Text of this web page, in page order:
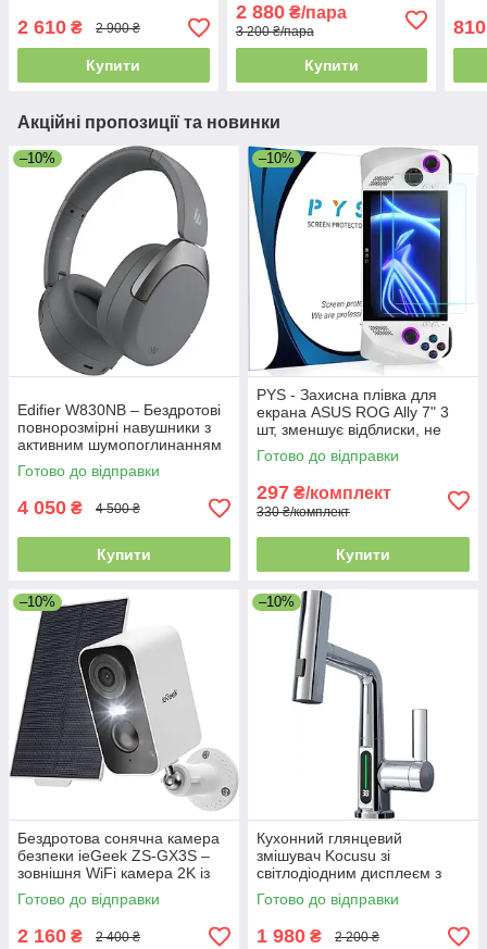
стерилізації. Вітрина
2 610 ₴ 2 900 ₴
Купити
2 880₴/пара
3 200 ₴/пара
Купити
810
Акційні пропозиції та новинки
–10%
Edifier W830NB – Бездротові
повнорозмірні навушники з
активним шумопоглинанням
45 дБ, 94 год роботи, та
просторовим звуком
Готово до відправки
4 050 ₴ 4 500 ₴
Купити
–10%
PYS - Захисна плівка для
екрана ASUS ROG Ally 7" 3
шт, зменшує відблиски, не
утворює бульбашок
Готово до відправки
297 ₴/комплект
330 ₴/комплект
Купити
–10%
Бездротова сонячна камера
безпеки ieGeek ZS-GX3S –
зовнішня WiFi камера 2K із
сонячною панеллю, нічним
баченням, виявленням руху
Готово до відправки
2 160 ₴ 2 400 ₴
–10%
Кухонний глянцевий
змішувач Kocusu зі
світлодіодним дисплеєм з
відображенням температури,
кухонний змішувач з
обертанням на 360°
Готово до відправки
1 980 ₴ 2 200 ₴